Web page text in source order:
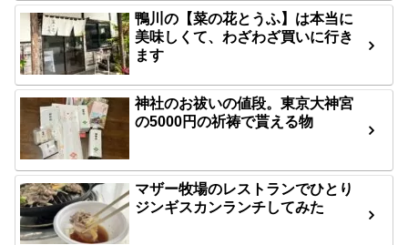
鴨川の【菜の花とうふ】は本当に
美味しくて、わざわざ買いに行き
ます
神社のお祓いの値段。東京大神宮
の5000円の祈祷で貰える物
マザー牧場のレストランでひとり
ジンギスカンランチしてみた